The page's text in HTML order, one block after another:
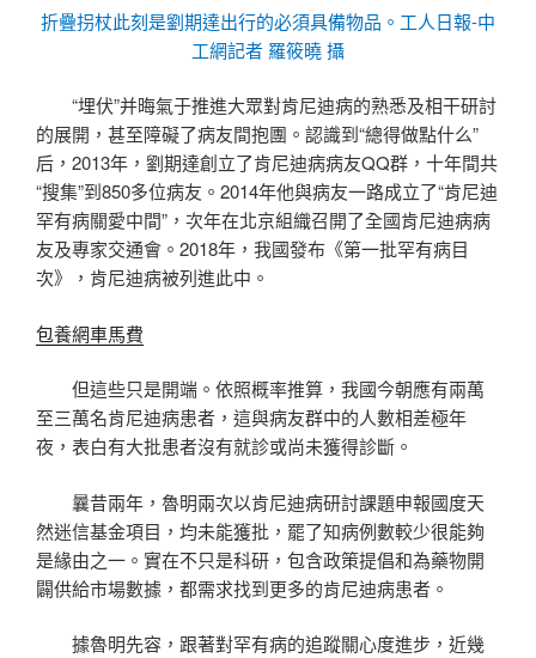
折疊拐杖此刻是劉期達出行的必須具備物品。工人日報-中
工網記者 羅筱曉 攝
“埋伏”并晦氣于推進大眾對肯尼迪病的熟悉及相干研討
的展開，甚至障礙了病友間抱團。認識到“總得做點什么”
后，2013年，劉期達創立了肯尼迪病病友QQ群，十年間共
“搜集”到850多位病友。2014年他與病友一路成立了“肯尼迪
罕有病關愛中間”，次年在北京組織召開了全國肯尼迪病病
友及專家交通會。2018年，我國發布《第一批罕有病目
次》，肯尼迪病被列進此中。
包養網車馬費
但這些只是開端。依照概率推算，我國今朝應有兩萬
至三萬名肯尼迪病患者，這與病友群中的人數相差極年
夜，表白有大批患者沒有就診或尚未獲得診斷。
曩昔兩年，魯明兩次以肯尼迪病研討課題申報國度天
然迷信基金項目，均未能獲批，罷了知病例數較少很能夠
是緣由之一。實在不只是科研，包含政策提倡和為藥物開
闢供給市場數據，都需求找到更多的肯尼迪病患者。
據魯明先容，跟著對罕有病的追蹤關心度進步，近幾